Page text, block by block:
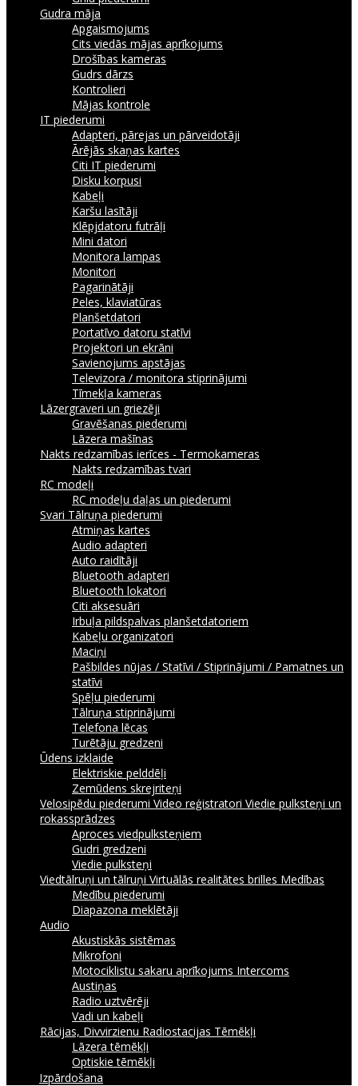
Gudra māja
Apgaismojums
Cits viedās mājas aprīkojums
Drošības kameras
Gudrs dārzs
Kontrolieri
Mājas kontrole
IT piederumi
Adapteri, pārejas un pārveidotāji
Ārējās skaņas kartes
Citi IT piederumi
Disku korpusi
Kabeļi
Karšu lasītāji
Klēpjdatoru futrāļi
Mini datori
Monitora lampas
Monitori
Pagarinātāji
Peles, klaviatūras
Planšetdatori
Portatīvo datoru statīvi
Projektori un ekrāni
Savienojums apstājas
Televizora / monitora stiprinājumi
Tīmekļa kameras
Lāzergraveri un griezēji
Gravēšanas piederumi
Lāzera mašīnas
Nakts redzamības ierīces - Termokameras
Nakts redzamības tvari
RC modeļi
RC modeļu daļas un piederumi
Svari Tālruņa piederumi
Atmiņas kartes
Audio adapteri
Auto raidītāji
Bluetooth adapteri
Bluetooth lokatori
Citi aksesuāri
Irbuļa pildspalvas planšetdatoriem
Kabeļu organizatori
Maciņi
Pašbildes nūjas / Statīvi / Stiprinājumi / Pamatnes un
statīvi
Spēļu piederumi
Tālruņa stiprinājumi
Telefona lēcas
Turētāju gredzeni
Ūdens izklaide
Elektriskie pelddēļi
Zemūdens skrejriteņi
Velosipēdu piederumi Video reģistratori Viedie pulksteņi un
rokassprādzes
Aproces viedpulksteņiem
Gudri gredzeni
Viedie pulksteņi
Viedtālruņi un tālruņi Virtuālās realitātes brilles Medības
Medību piederumi
Diapazona meklētāji
Audio
Akustiskās sistēmas
Mikrofoni
Motociklistu sakaru aprīkojums Intercoms
Austiņas
Radio uztvērēji
Vadi un kabeļi
Rācijas, Divvirzienu Radiostacijas Tēmēkļi
Lāzera tēmēkļi
Optiskie tēmēkļi
Izpārdošana